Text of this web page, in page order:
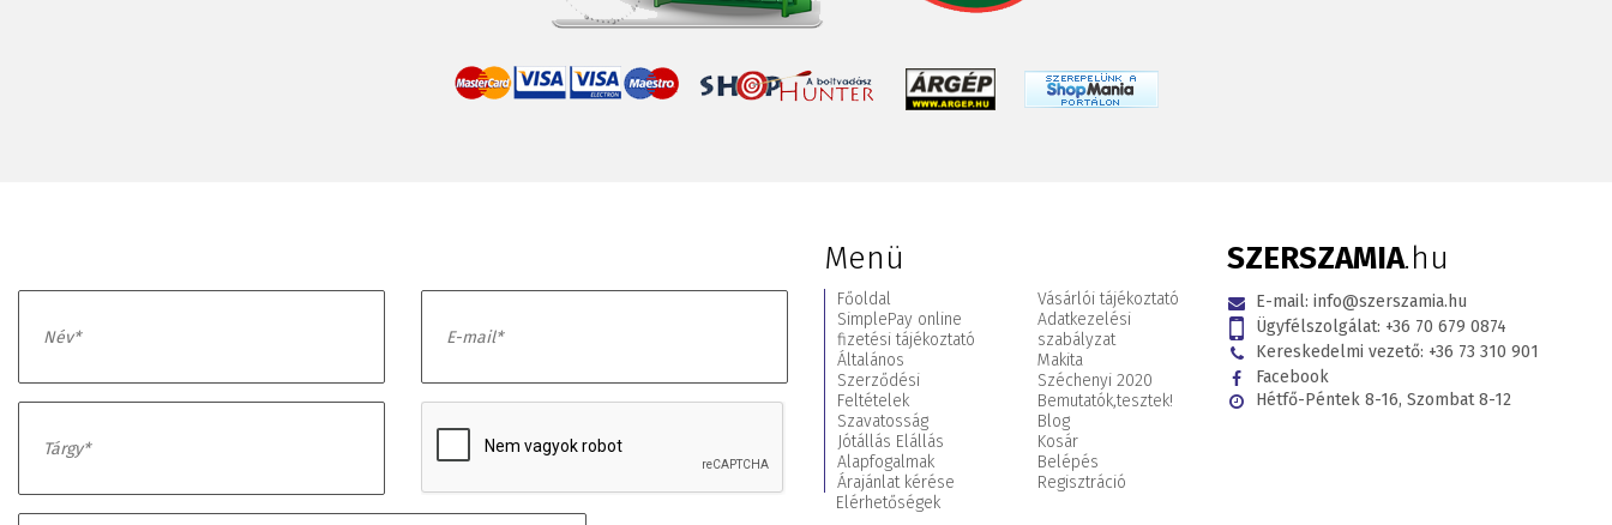
Menü
Főoldal
SimplePay online
fizetési tájékoztató
Általános
Szerződési
Feltételek
Szavatosság
Jótállás Elállás
Alapfogalmak
Árajánlat kérése
Elérhetőségek
Vásárlói tájékoztató
Adatkezelési
szabályzat
Makita
Széchenyi 2020
Bemutatók,tesztek!
Blog
Kosár
Belépés
Regisztráció
SZERSZAMIA.hu
E-mail: info@szerszamia.hu
Ügyfélszolgálat: +36 70 679 0874
Kereskedelmi vezető: +36 73 310 901
Facebook
Hétfő-Péntek 8-16, Szombat 8-12